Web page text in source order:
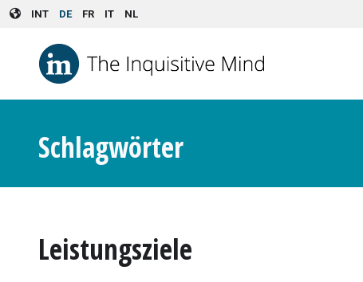
Skip to main content
INT DE FR IT NL
Schlagwörter
Leistungsziele